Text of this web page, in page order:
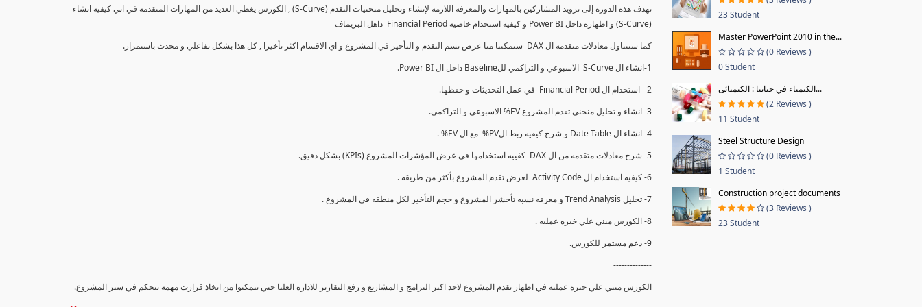
تهدف هذه الدورة إلى تزويد المشاركين بالمهارات والمعرفة اللازمة لإنشاء وتحليل منحنيات التقدم (S-Curve) , الكورس يغطي العديد من المهارات المتقدمه في اني كيفيه انشاء
(S-Curve) و اظهاره داخل Power BI و كيفيه استخدام خاصيه Financial Period داهل البريماف
كما سنتناول معادلات متقدمه ال DAX ستمكننا منا عرض نسم التقدم و التأخير في المشروع و اي الاقسام اكثر تأخيرا , كل هذا بشكل تفاعلي و محدث باستمرار.
1-انشاء ال S-Curve الاسبوعي و التراكمي للBaseline داخل ال Power BI.
2- استخدام ال Financial Period في عمل التحديثات و حفظها.
3- انشاء و تحليل منحني تقدم المشروع EV% الاسبوعي و التراكمي.
4- انشاء ال Date Table و شرح كيفيه ربط الPV% مع ال EV% .
5- شرح معادلات متقدمه من ال DAX كفييه استخدامها في عرض المؤشرات المشروع (KPIs) بشكل دقيق.
6- كيفيه استخدام ال Activity Code لعرض تقدم المشروع بأكثر من طريقه .
7- تحليل Trend Analysis و معرفه نسبه تأخشر المشروع و حجم التأخير لكل منطقه في المشروع .
8- الكورس مبني علي خبره عمليه .
9- دعم مستمر للكورس.
--------------
الكورس مبني علي خبره عمليه في اظهار تقدم المشروع لاحد اكبر البرامج و المشاريع و رفع التقارير للاداره العليا حتي يتمكنوا من اتخاذ قرارت مهمه تتحكم في سير المشروع.
23 Student
Master PowerPoint 2010 in the...
(0 Reviews )
0 Student
الكيمياء في حياتنا : الكيميائى...
(2 Reviews )
11 Student
Steel Structure Design
(0 Reviews )
1 Student
Construction project documents
(3 Reviews )
23 Student